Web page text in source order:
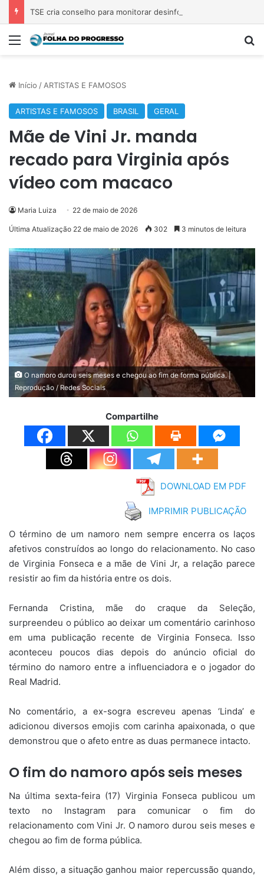
Menu
Início / ARTISTAS E FAMOSOS
ARTISTAS E FAMOSOS BRASIL GERAL
Mãe de Vini Jr. manda
recado para Virginia após
vídeo com macaco
Maria Luiza 22 de maio de 2026
Última Atualização 22 de maio de 2026 302 3 minutos de leitura
O namoro durou seis meses e chegou ao fim de forma pública. |
Reprodução / Redes Sociais
Compartilhe
DOWNLOAD EM PDF
IMPRIMIR PUBLICAÇÃO
O término de um namoro nem sempre encerra os laços
afetivos construídos ao longo do relacionamento. No caso
de Virginia Fonseca e a mãe de Vini Jr, a relação parece
resistir ao fim da história entre os dois.
Fernanda Cristina, mãe do craque da Seleção,
surpreendeu o público ao deixar um comentário carinhoso
em uma publicação recente de Virginia Fonseca. Isso
aconteceu poucos dias depois do anúncio oficial do
término do namoro entre a influenciadora e o jogador do
Real Madrid.
No comentário, a ex-sogra escreveu apenas ‘Linda’ e
adicionou diversos emojis com carinha apaixonada, o que
demonstrou que o afeto entre as duas permanece intacto.
O fim do namoro após seis meses
Na última sexta-feira (17) Virginia Fonseca publicou um
texto no Instagram para comunicar o fim do
relacionamento com Vini Jr. O namoro durou seis meses e
chegou ao fim de forma pública.
Além disso, a situação ganhou maior repercussão quando,